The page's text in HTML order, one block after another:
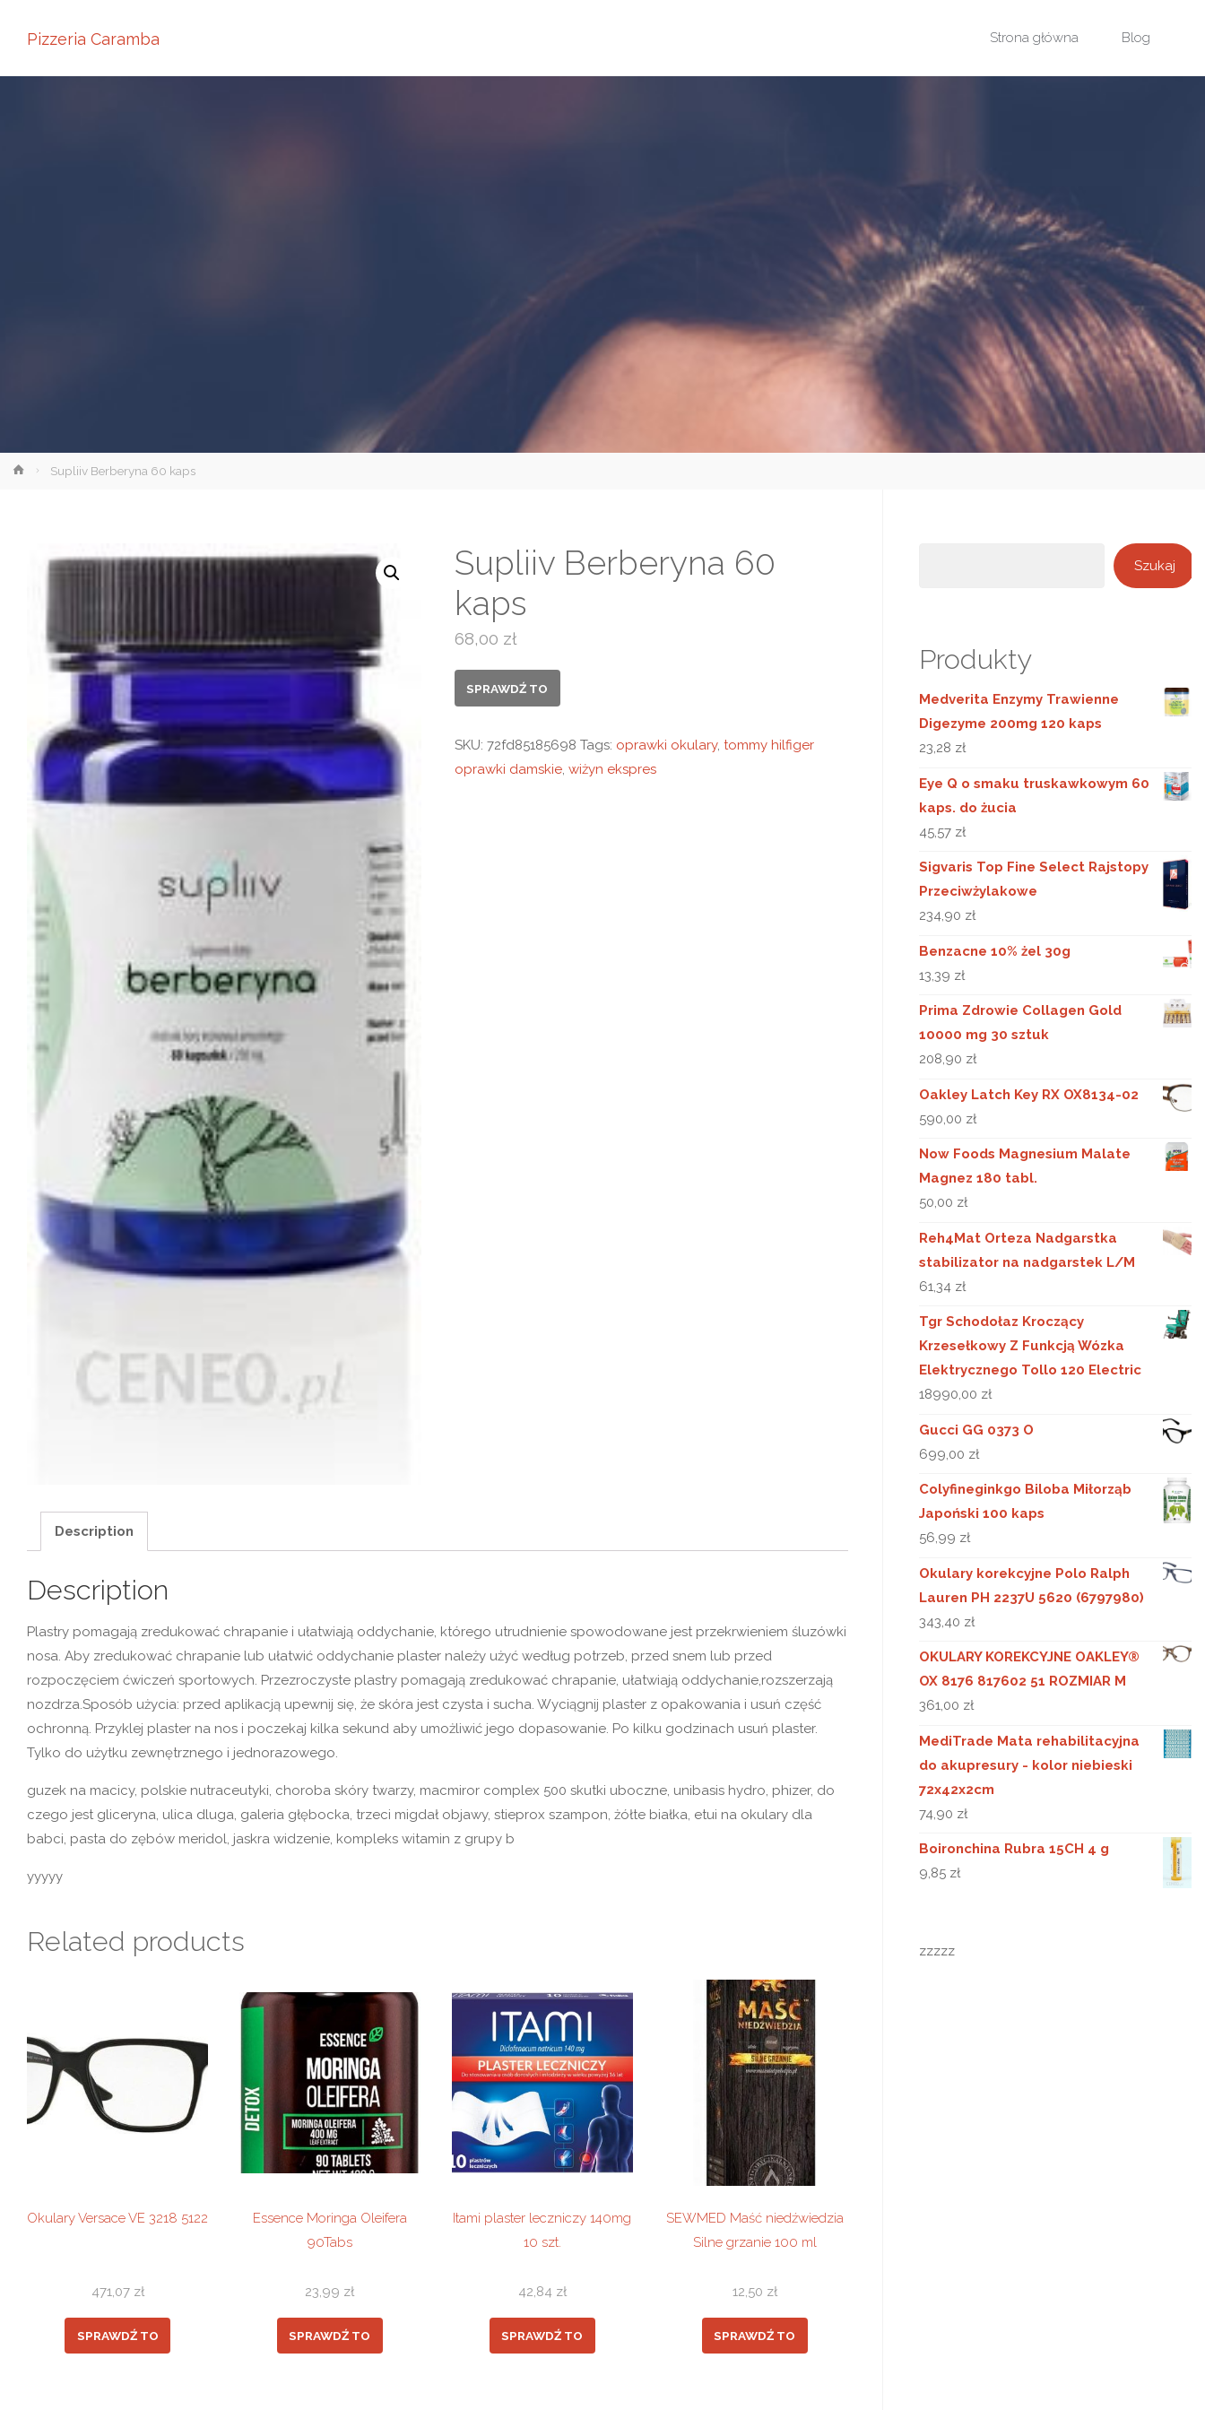
Pizzeria Caramba Strona główna Blog
StronaSupliiv Berberyna 60 kaps
Supliiv Berberyna 60
kaps
68,00 zł
SPRAWDŹ TO
SKU: 72fd85185698 Tags: oprawki okulary, tommy hilfiger
oprawki damskie, wiżyn ekspres
Description
Description
Plastry pomagają zredukować chrapanie i ułatwiają oddychanie, którego utrudnienie spowodowane jest przekrwieniem śluzówki
nosa. Aby zredukować chrapanie lub ułatwić oddychanie plaster należy użyć według potrzeb, przed snem lub przed
rozpoczęciem ćwiczeń sportowych. Przezroczyste plastry pomagają zredukować chrapanie, ułatwiają oddychanie,rozszerzają
nozdrza.Sposób użycia: przed aplikacją upewnij się, że skóra jest czysta i sucha. Wyciągnij plaster z opakowania i usuń część
ochronną. Przyklej plaster na nos i poczekaj kilka sekund aby umożliwić jego dopasowanie. Po kilku godzinach usuń plaster.
Tylko do użytku zewnętrznego i jednorazowego.
guzek na macicy, polskie nutraceutyki, choroba skóry twarzy, macmiror complex 500 skutki uboczne, unibasis hydro, phizer, do
czego jest gliceryna, ulica dluga, galeria głębocka, trzeci migdał objawy, stieprox szampon, żółte białka, etui na okulary dla
babci, pasta do zębów meridol, jaskra widzenie, kompleks witamin z grupy b
yyyyy
Related products
Okulary Versace VE 3218 5122
471,07 zł
SPRAWDŹ TO
Essence Moringa Oleifera
90Tabs
23,99 zł
SPRAWDŹ TO
Itami plaster leczniczy 140mg
10 szt.
42,84 zł
SPRAWDŹ TO
SEWMED Maść niedźwiedzia
Silne grzanie 100 ml
12,50 zł
SPRAWDŹ TO
Szukaj
Produkty
Medverita Enzymy Trawienne
Digezyme 200mg 120 kaps
23,28 zł
Eye Q o smaku truskawkowym 60
kaps. do żucia
45,57 zł
Sigvaris Top Fine Select Rajstopy
Przeciwżylakowe
234,90 zł
Benzacne 10% żel 30g
13,39 zł
Prima Zdrowie Collagen Gold
10000 mg 30 sztuk
208,90 zł
Oakley Latch Key RX OX8134-02
590,00 zł
Now Foods Magnesium Malate
Magnez 180 tabl.
50,00 zł
Reh4Mat Orteza Nadgarstka
stabilizator na nadgarstek L/M
61,34 zł
Tgr Schodołaz Kroczący
Krzesełkowy Z Funkcją Wózka
Elektrycznego Tollo 120 Electric
18990,00 zł
Gucci GG 0373 O
699,00 zł
Colyfineginkgo Biloba Miłorząb
Japoński 100 kaps
56,99 zł
Okulary korekcyjne Polo Ralph
Lauren PH 2237U 5620 (6797980)
343,40 zł
OKULARY KOREKCYJNE OAKLEY®
OX 8176 817602 51 ROZMIAR M
361,00 zł
MediTrade Mata rehabilitacyjna
do akupresury - kolor niebieski
72x42x2cm
74,90 zł
Boironchina Rubra 15CH 4 g
9,85 zł
zzzzz